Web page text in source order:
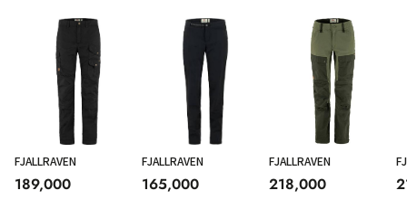
FJALLRAVEN
189,000
FJALLRAVEN
165,000
FJALLRAVEN
218,000